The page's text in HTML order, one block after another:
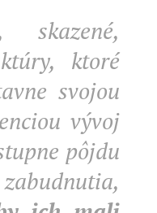
skazené,
ktoré
svojou
vývoj
pôjdu